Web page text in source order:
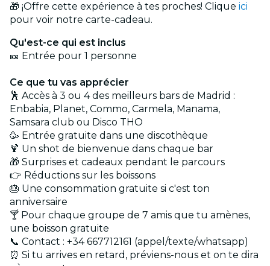
🎁 ¡Offre cette expérience à tes proches! Clique ici
pour voir notre carte-cadeau.
Qu'est-ce qui est inclus
🎫 Entrée pour 1 personne
Ce que tu vas apprécier
🕺 Accès à 3 ou 4 des meilleurs bars de Madrid :
Enbabia, Planet, Commo, Carmela, Manama,
Samsara club ou Disco THO
🥳 Entrée gratuite dans une discothèque
🍹 Un shot de bienvenue dans chaque bar
🎁 Surprises et cadeaux pendant le parcours
👉 Réductions sur les boissons
🎂 Une consommation gratuite si c'est ton
anniversaire
🍸 Pour chaque groupe de 7 amis que tu amènes,
une boisson gratuite
📞 Contact : +34 667712161 (appel/texte/whatsapp)
⏰ Si tu arrives en retard, préviens-nous et on te dira